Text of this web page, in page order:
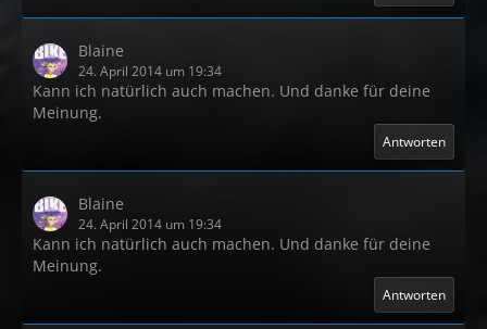
Blaine
24. April 2014 um 19:34
Kann ich natürlich auch machen. Und danke für deine
Meinung.
Antworten
Blaine
24. April 2014 um 19:34
Kann ich natürlich auch machen. Und danke für deine
Meinung.
Antworten